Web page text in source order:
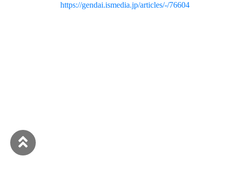
https://gendai.ismedia.jp/articles/-/76604